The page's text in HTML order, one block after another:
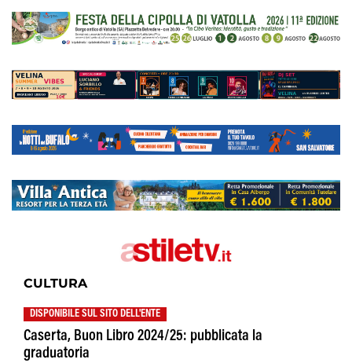
CULTURA
DISPONIBILE SUL SITO DELL'ENTE
Caserta, Buon Libro 2024/25: pubblicata la
graduatoria